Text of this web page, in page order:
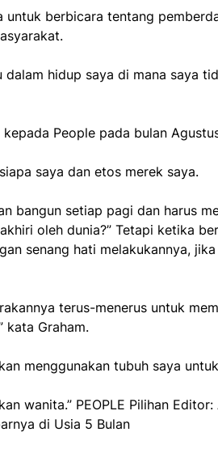
untuk berbicara tentang
dalam hidup saya di mana saya
People pada bulan
saya dan etos merek saya.
bangun setiap pagi dan harus
oleh dunia?” Tetapi ketika
senang hati melakukannya,
terus-menerus untuk
kata Graham.
menggunakan tubuh saya
wanita.” PEOPLE Pilihan
di Usia 5 Bulan